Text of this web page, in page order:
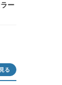
ー
る